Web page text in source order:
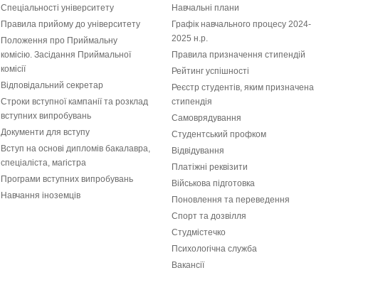
Спеціальності університету
Правила прийому до університету
Положення про Приймальну
комісію. Засідання Приймальної
комісії
Відповідальний секретар
Строки вступної кампанії та розклад
вступних випробувань
Документи для вступу
Вступ на основі дипломів бакалавра,
спеціаліста, магістра
Програми вступних випробувань
Навчання іноземців
Навчальні плани
Графiк навчального процесу 2024-
2025 н.р.
Правила призначення стипендій
Рейтинг успішності
Реєстр студентів, яким призначена
стипендія
Самоврядування
Студентський профком
Відвідування
Платіжні реквізити
Військова підготовка
Поновлення та переведення
Спорт та дозвілля
Студмістечко
Психологічна служба
Вакансії